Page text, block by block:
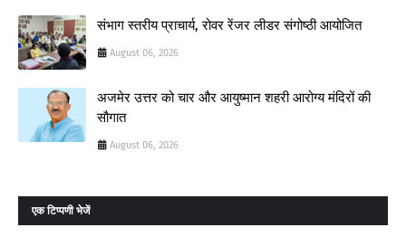
संभाग स्तरीय प्राचार्य, रोवर रेंजर लीडर संगोष्ठी आयोजित
August 06, 2026
अजमेर उत्तर को चार और आयुष्मान शहरी आरोग्य मंदिरों की
सौगात
August 06, 2026
एक टिप्पणी भेजें